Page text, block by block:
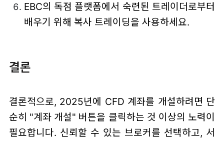
EBC의 독점 플랫폼에서 숙련된 트레이더로부터
배우기 위해 복사 트레이딩을 사용하세요.
결론
결론적으로, 2025년에 CFD 계좌를 개설하려면 단
순히 "계좌 개설" 버튼을 클릭하는 것 이상의 노력이
필요합니다. 신뢰할 수 있는 브로커를 선택하고, 서